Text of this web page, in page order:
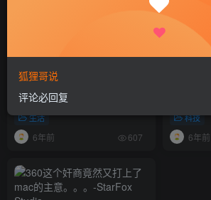
法拉利458 Spider联手
Capristo出敞篷版本专用透明
生活
6年前 607
科技
6年前
狐狸哥说
评论必回复